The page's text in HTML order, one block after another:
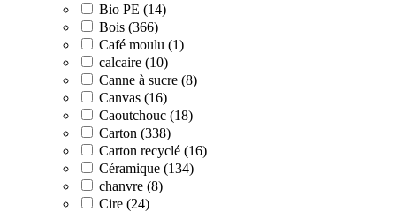
Bio PE (14)
Bois (366)
Café moulu (1)
calcaire (10)
Canne à sucre (8)
Canvas (16)
Caoutchouc (18)
Carton (338)
Carton recyclé (16)
Céramique (134)
chanvre (8)
Cire (24)